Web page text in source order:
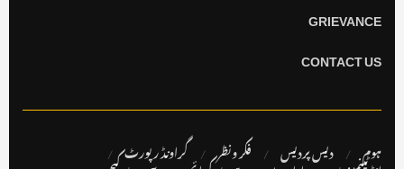
GRIEVANCE
CONTACT US
ہوم دیس پردیس فکر ونظر گراونڈ رپورٹ